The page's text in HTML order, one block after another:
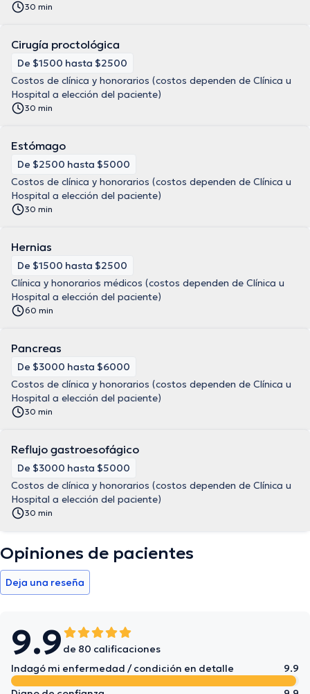
30 min
Cirugía proctológica
De $1500 hasta $2500
Costos de clínica y honorarios (costos dependen de Clínica u
Hospital a elección del paciente)
30 min
Estómago
De $2500 hasta $5000
Costos de clínica y honorarios (costos dependen de Clínica u
Hospital a elección del paciente)
30 min
Hernias
De $1500 hasta $2500
Clínica y honorarios médicos (costos dependen de Clínica u
Hospital a elección del paciente)
60 min
Pancreas
De $3000 hasta $6000
Costos de clínica y honorarios (costos dependen de Clínica u
Hospital a elección del paciente)
30 min
Reflujo gastroesofágico
De $3000 hasta $5000
Costos de clínica y honorarios (costos dependen de Clínica u
Hospital a elección del paciente)
30 min
Opiniones de pacientes
Deja una reseña
9.9 de 80 calificaciones
Indagó mi enfermedad / condición en detalle
9.9